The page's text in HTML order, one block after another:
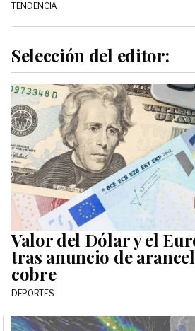
TENDENCIA
Selección del editor:
Valor del Dólar y el
tras anuncio de
cobre
DEPORTES